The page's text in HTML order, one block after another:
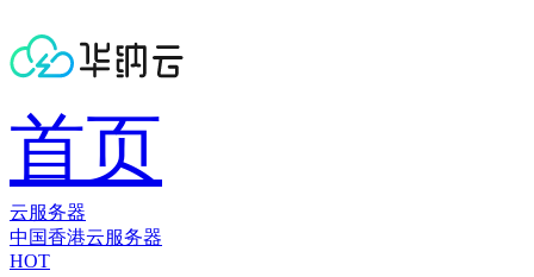
首页
云服务器
中国香港云服务器
HOT